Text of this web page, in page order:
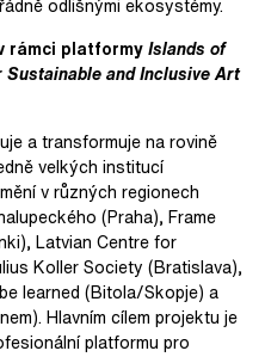
odlišnými ekosystémy.
rámci platformyIslands of
and Inclusive Art
a transformuje na rovině
velkých institucí
v různých regionech
(Praha), Frame
Latvian Centre for
Koller Society (Bratislava),
learned (Bitola/Skopje) a
Hlavním cílem projektu je
platformu pro